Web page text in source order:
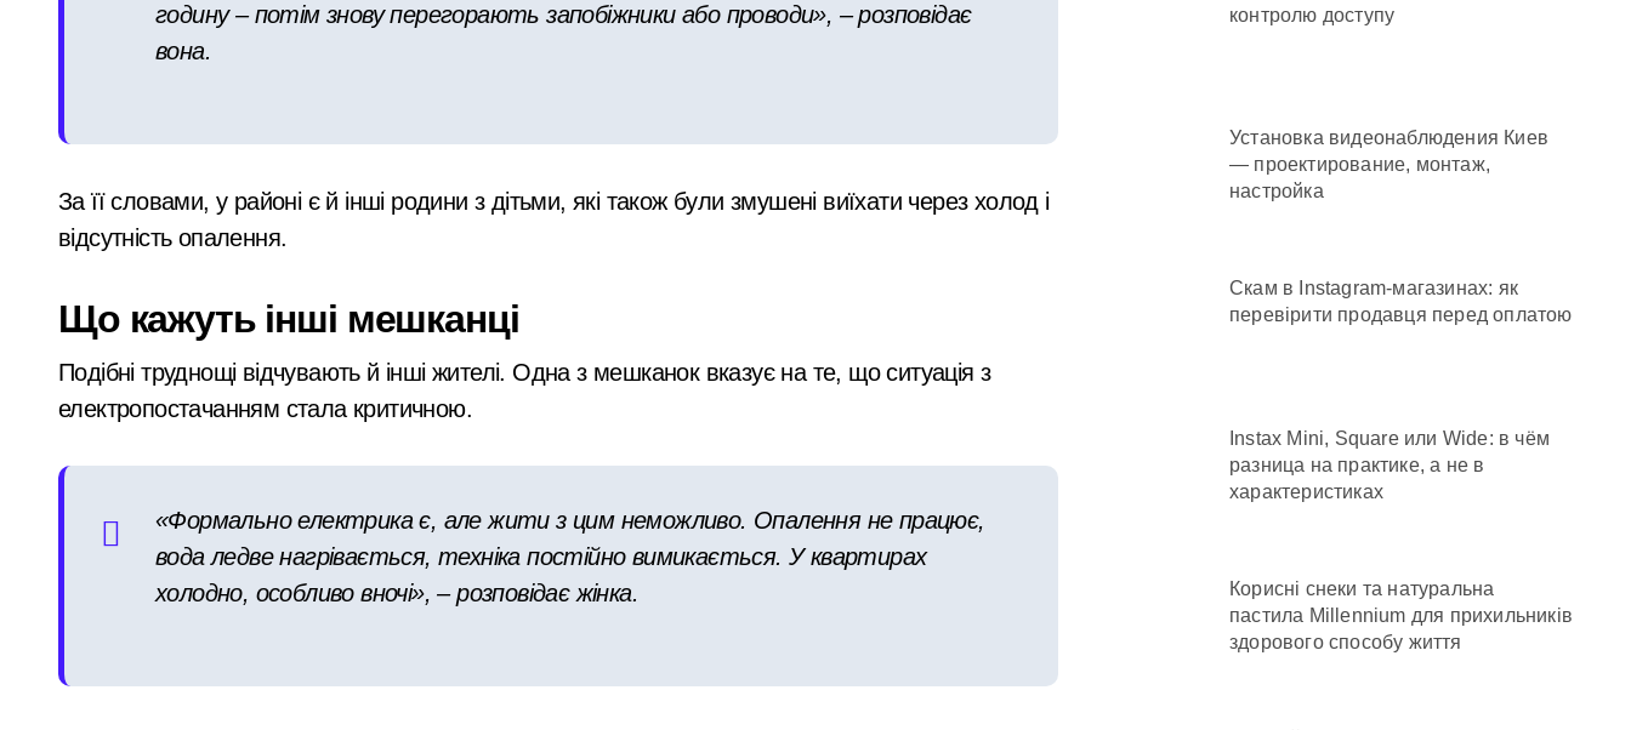
годину – потім знову перегорають запобіжники або проводи», – розповідає
вона.
За її словами, у районі є й інші родини з дітьми, які також були змушені виїхати через холод і
відсутність опалення.
Що кажуть інші мешканці
Подібні труднощі відчувають й інші жителі. Одна з мешканок вказує на те, що ситуація з
електропостачанням стала критичною.
«Формально електрика є, але жити з цим неможливо. Опалення не працює,
вода ледве нагрівається, техніка постійно вимикається. У квартирах
холодно, особливо вночі», – розповідає жінка.
контролю доступу
Установка видеонаблюдения Киев
— проектирование, монтаж,
настройка
Скам в Instagram-магазинах: як
перевірити продавця перед оплатою
Instax Mini, Square или Wide: в чём
разница на практике, а не в
характеристиках
Корисні снеки та натуральна
пастила Millennium для прихильників
здорового способу життя